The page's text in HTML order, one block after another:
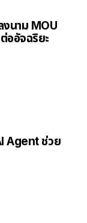
นาม MOU
ออัจฉริยะ
Agent ช่วย